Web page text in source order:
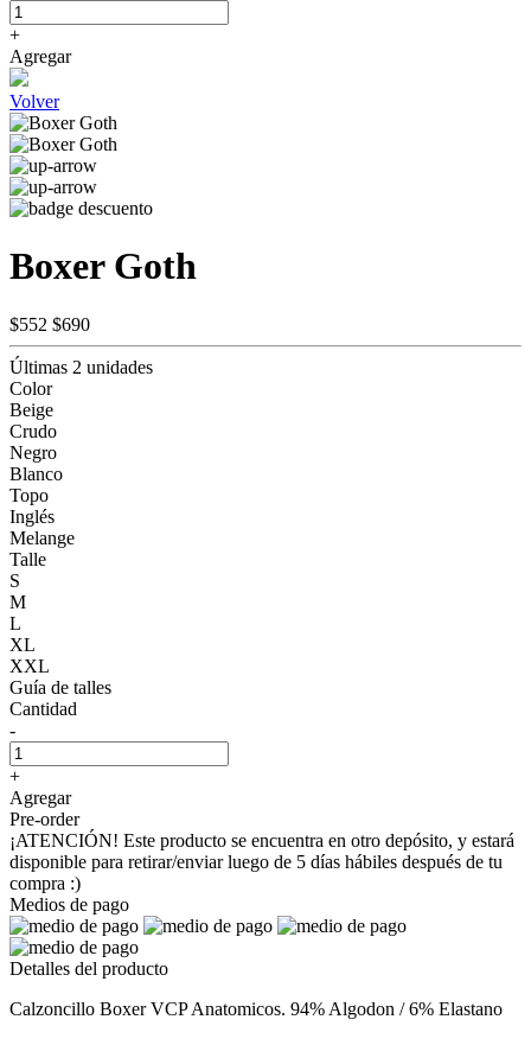
+
Agregar
Volver
Boxer Goth
$552 $690
Últimas 2 unidades
Color
Beige
Crudo
Negro
Blanco
Topo
Inglés
Melange
Talle
S
M
L
XL
XXL
Guía de talles
Cantidad
-
+
Agregar
Pre-order
¡ATENCIÓN! Este producto se encuentra en otro depósito, y estará
disponible para retirar/enviar luego de 5 días hábiles después de tu
compra :)
Medios de pago
Detalles del producto
Calzoncillo Boxer VCP Anatomicos. 94% Algodon / 6% Elastano